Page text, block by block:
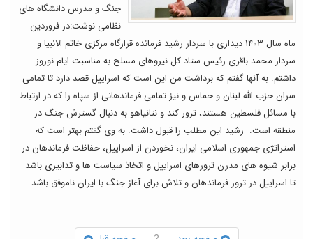
جنگ و مدرس دانشگاه های
نظامی نوشت:در فروردین
ماه سال ۱۴۰۳ دیداری با سردار رشید فرمانده قرارگاه مرکزی خاتم الانبیا و
سردار محمد باقری رئیس ستاد کل نیروهای مسلح به مناسبت ایام نوروز
داشتم. به آنها گفتم که برداشت من این است که اسراییل قصد دارد تا تمامی
سران حزب الله لبنان و حماس و نیز تمامی فرماندهانی از سپاه را که در ارتباط
با مسائل فلسطین هستند، ترور کند و نتانیاهو به دنبال گسترش جنگ در
منطقه است. رشید این مطلب را قبول داشت. به وی گفتم بهتر است که
استراتژی جمهوری اسلامی ایران، نخوردن از اسراییل، حفاظت فرماندهان در
برابر شیوه های مدرن ترورهای اسراییل و اتخاذ سیاست ها و تدابیری باشد
تا اسراییل در ترور فرماندهان و تلاش برای آغاز جنگ با ایران ناموفق باشد.